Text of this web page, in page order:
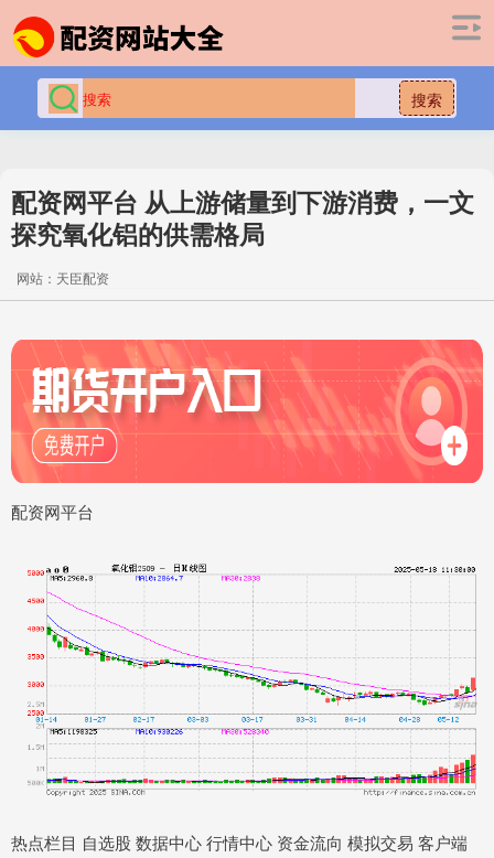
搜索
配资网平台 从上游储量到下游消费，一文
探究氧化铝的供需格局
网站：天臣配资
配资网平台
热点栏目 自选股 数据中心 行情中心 资金流向 模拟交易 客户端